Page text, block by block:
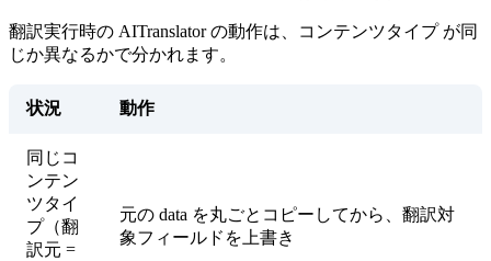
翻訳実行時の AITranslator の動作は、コンテンツタイプ が同
じか異なるかで分かれます。
状況 動作
同じコ
ンテン
ツタイ
プ（翻
訳元 =
元の data を丸ごとコピーしてから、翻訳対
象フィールドを上書き